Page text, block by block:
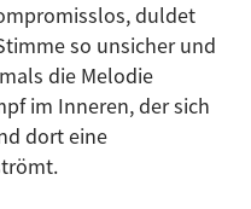
duldet
so unsicher und
die Melodie
im Inneren, der sich
dort eine